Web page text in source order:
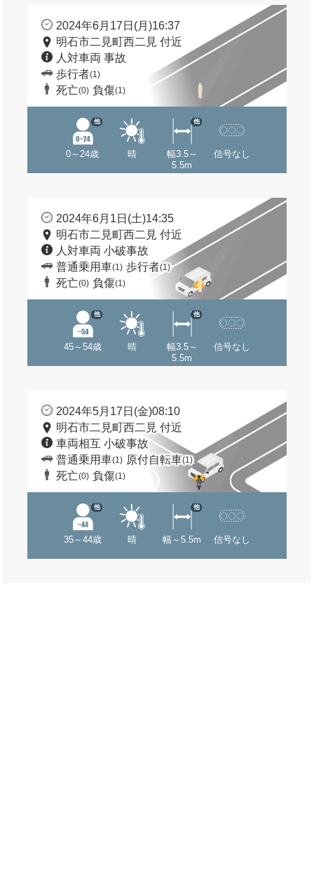
2024年6月17日(月)16:37
明石市二見町西二見 付近
人対車両 事故
歩行者(1)
死亡(0) 負傷(1)
0～24歳
他
晴
幅3.5～
5.5m
他
信号なし
2024年6月1日(土)14:35
明石市二見町西二見 付近
人対車両 小破事故
普通乗用車(1) 歩行者(1)
死亡(0) 負傷(1)
45～54歳
他
晴
幅3.5～
5.5m
他
信号なし
2024年5月17日(金)08:10
明石市二見町西二見 付近
車両相互 小破事故
普通乗用車(1) 原付自転車(1)
死亡(0) 負傷(1)
35～44歳
他
晴 幅～5.5m
他
信号なし